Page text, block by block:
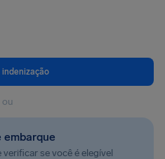
ou
embarque
se você é elegível